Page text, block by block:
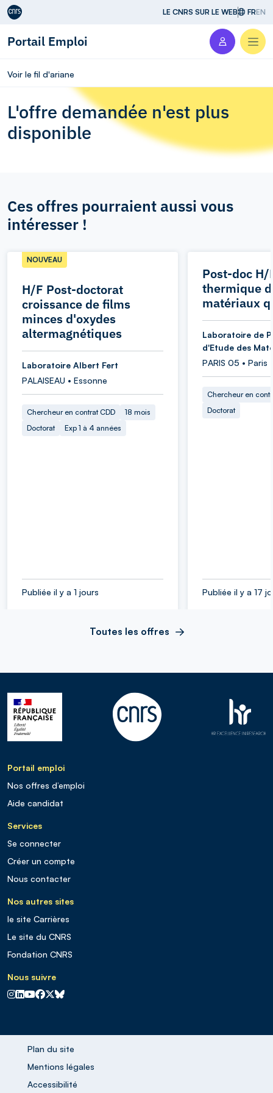
Aller au contenu LE CNRS SUR LE WEB FREN
Portail Emploi
Voir le fil d'ariane
L'offre demandée n'est plus
disponible
Ces offres pourraient aussi vous
intéresser !
H/F Post-doctorat
croissance de films
minces d'oxydes
altermagnétiques
NOUVEAU
Laboratoire Albert Fert
PALAISEAU • Essonne
Chercheur en contrat CDD
18 mois
Doctorat
Exp 1 à 4 années
Publiée il y a 1 jours
Post-doc
thermique
matériaux
Laboratoire de
d'Etude des
PARIS 05 • Paris
Chercheur en
Doctorat
Publiée il y a 17
Toutes les offres
Portail emploi
Nos offres d’emploi
Aide candidat
Services
Se connecter
Créer un compte
Nous contacter
Nos autres sites
le site Carrières
Le site du CNRS
Fondation CNRS
Nous suivre
CNRS sur Instagram
CNRS sur Linkedin
CNRS sur Youtube
CNRS sur Facebook
CNRS sur X
CNRS sur Blus sky
Plan du site
Mentions légales
Accessibilité